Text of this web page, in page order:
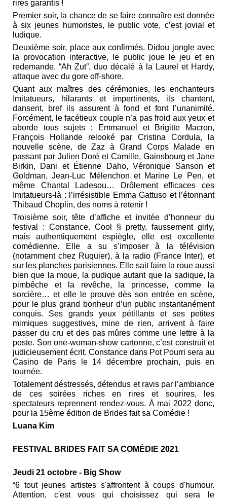
rires garantis !
Premier soir, la chance de se faire connaître est donnée
à six jeunes humoristes, le public vote, c’est jovial et
ludique.
Deuxième soir, place aux confirmés. Didou jongle avec
la provocation interactive, le public joue le jeu et en
redemande. “Ah Zut”, duo décalé à la Laurel et Hardy,
attaque avec du gore off-shore.
Quant aux maîtres des cérémonies, les enchanteurs
Imitatueurs, hilarants et impertinents, ils chantent,
dansent, bref ils assurent à fond et font l’unanimité.
Forcément, le facétieux couple n’a pas froid aux yeux et
aborde tous sujets : Emmanuel et Brigitte Macron,
François Hollande relooké par Cristina Cordula, la
nouvelle scène, de Zaz à Grand Corps Malade en
passant par Julien Doré et Camille, Gainsbourg et Jane
Birkin, Dani et Étienne Daho, Véronique Sanson et
Goldman, Jean-Luc Mélenchon et Marine Le Pen, et
même Chantal Ladesou… Drôlement efficaces ces
Imitatueurs-là : l’irrésistible Emma Gattuso et l’étonnant
Thibaud Choplin, des noms à retenir !
Troisième soir, tête d’affiche et invitée d’honneur du
festival : Constance. Cool § pretty, faussement girly,
mais authentiquement espiègle, elle est excellente
comédienne. Elle a su s’imposer à la télévision
(notamment chez Ruquier), à la radio (France Inter), et
sur les planches parisiennes. Elle sait faire la roue aussi
bien que la moue, la pudique autant que la sadique, la
pimbêche et la revêche, la princesse, comme la
sorcière… et elle le prouve dès son entrée en scène,
pour le plus grand bonheur d’un public instantanément
conquis. Ses grands yeux pétillants et ses petites
mimiques suggestives, mine de rien, arrivent à faire
passer du cru et des pas mûres comme une lettre à la
poste. Son one-woman-show cartonne, c’est construit et
judicieusement écrit. Constance dans Pot Pourri sera au
Casino de Paris le 14 décembre prochain, puis en
tournée.
Totalement déstressés, détendus et ravis par l’ambiance
de ces soirées riches en rires et sourires, les
spectateurs reprennent rendez-vous. À mai 2022 donc,
pour la 15ème édition de Brides fait sa Comédie !
Luana Kim
FESTIVAL BRIDES FAIT SA COMÉDIE 2021
Jeudi 21 octobre - Big Show
“6 tout jeunes artistes s'affrontent à coups d'humour.
Attention, c'est vous qui choisissez qui sera le